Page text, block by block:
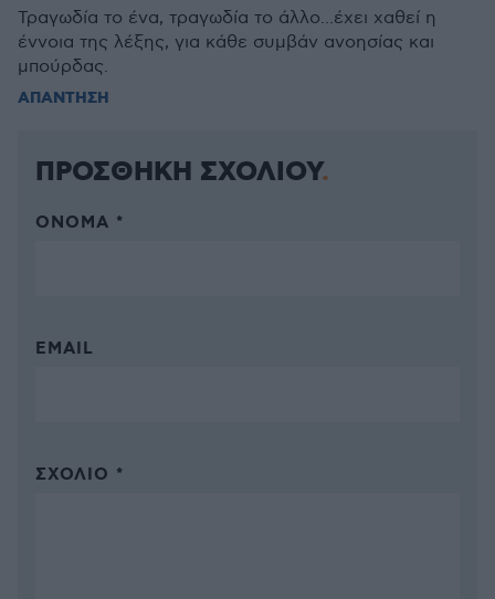
Τραγωδία το ένα, τραγωδία το άλλο...έχει χαθεί η
έννοια της λέξης, για κάθε συμβάν ανοησίας και
μπούρδας.
ΑΠΑΝΤΗΣΗ
ΠΡΟΣΘΗΚΗ ΣΧΟΛΙΟΥ
ΌΝΟΜΑ *
EMAIL
ΣΧΌΛΙΟ *